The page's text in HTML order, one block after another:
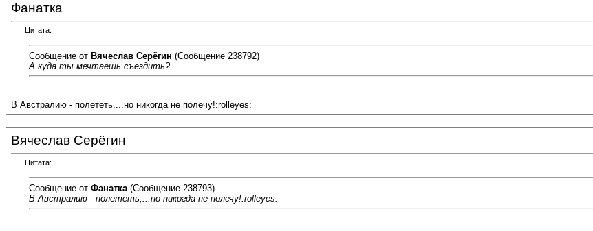
Фанатка
Цитата:
Сообщение от Вячеслав Серёгин (Сообщение 238792)
А куда ты мечтаешь съездить?
В Австралию - полететь,...но никогда не полечу!:rolleyes:
Вячеслав Серёгин
Цитата:
Сообщение от Фанатка (Сообщение 238793)
В Австралию - полететь,...но никогда не полечу!:rolleyes: